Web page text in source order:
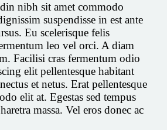
nibh sit amet commodo
suspendisse in est ante
Eu scelerisque felis
leo vel orci. A diam
Facilisi cras fermentum odio
elit pellentesque habitant
et netus. Erat pellentesque
elit at. Egestas sed tempus
massa. Vel eros donec ac